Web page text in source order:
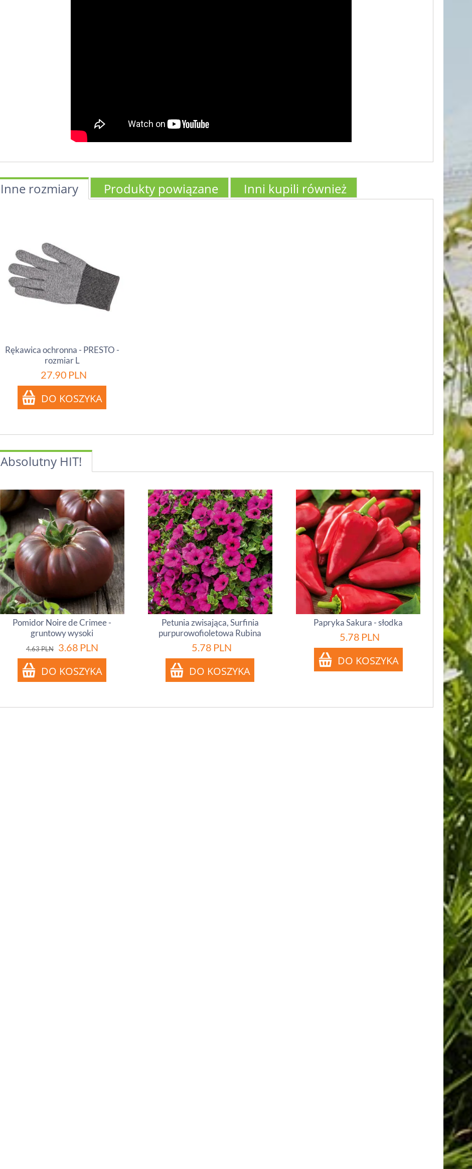
Inne rozmiary Produkty powiązane Inni kupili również
Rękawica ochronna - PRESTO -
rozmiar L
27.90 PLN
Absolutny HIT!
Pomidor Noire de Crimee -
gruntowy wysoki
4.63PLN 3.68 PLN
Petunia zwisająca, Surfinia
purpurowofioletowa Rubina
5.78 PLN
Papryka Sakura - słodka
5.78 PLN